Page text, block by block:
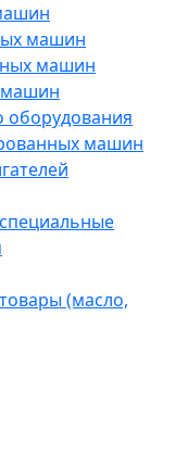
машин
машин
машин
оборудования
машин
(масло,